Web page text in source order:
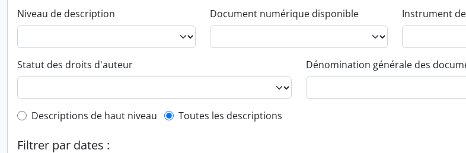
Niveau de description Document numérique disponible Instrument
Statut des droits d'auteur Dénomination générale des
Top-level description filter
Descriptions de haut niveau Toutes les descriptions
Filtrer par dates :